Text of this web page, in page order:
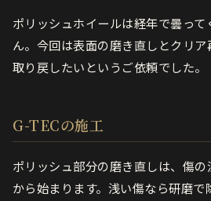
ポリッシュホイールは経年で曇っ
ん。今回は表面の磨き直しとクリ
取り戻したいというご依頼でした。
G-TECの施工
ポリッシュ部分の磨き直しは、傷
から始まります。浅い傷なら研磨